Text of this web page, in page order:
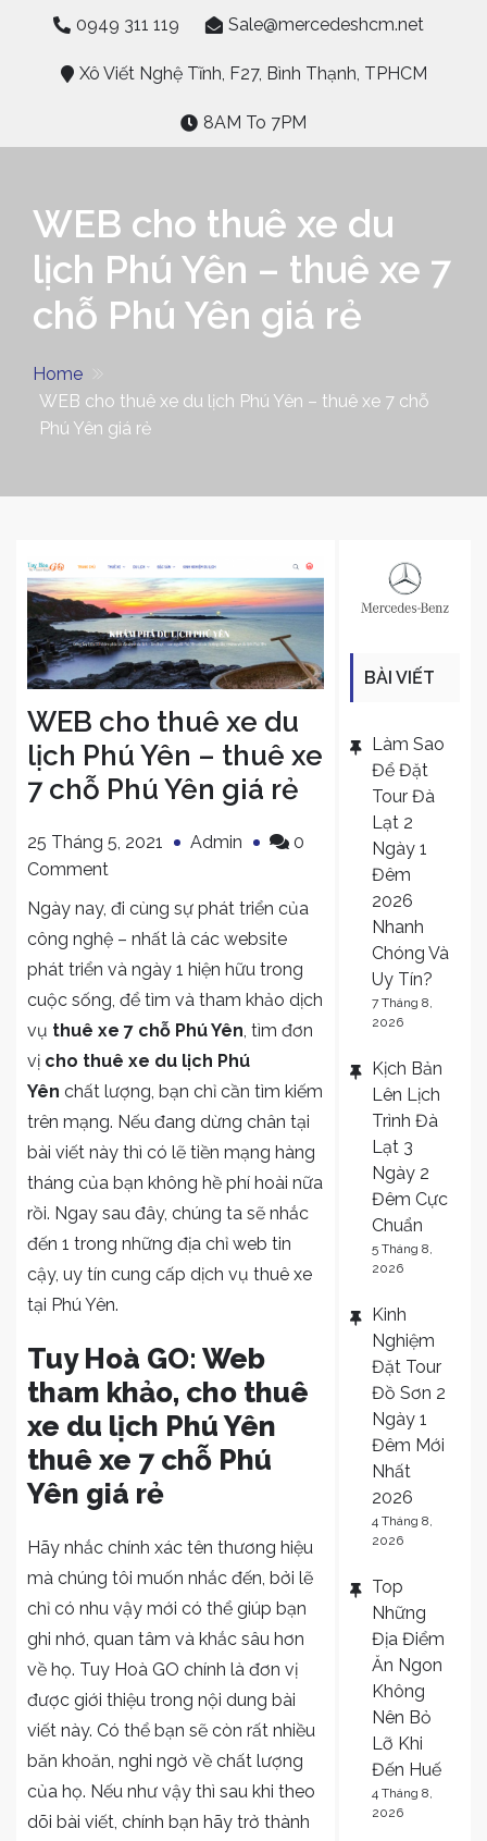
content
0949 311 119 Sale@mercedeshcm.net
Xô Viết Nghệ Tĩnh, F27, Bình Thạnh, TPHCM
8AM To 7PM
WEB cho thuê xe du
lịch Phú Yên – thuê xe 7
chỗ Phú Yên giá rẻ
Home
WEB cho thuê xe du lịch Phú Yên – thuê xe 7 chỗ
Phú Yên giá rẻ
WEB cho thuê xe du
lịch Phú Yên – thuê xe
7 chỗ Phú Yên giá rẻ
25 Tháng 5, 2021 Admin
0
Commenton
thuê
xe
du
lịch
Phú
Yên
–
thuê
xe
7
chỗ
Phú
Yên
giá
Ngày nay, đi cùng sự phát triển của
công nghệ – nhất là các website
phát triển và ngày 1 hiện hữu trong
cuộc sống, để tìm và tham khảo dịch
vụ thuê xe 7 chỗ Phú Yên, tìm đơn
vị cho thuê xe du lịch Phú
Yên chất lượng, bạn chỉ cần tìm kiếm
trên mạng. Nếu đang dừng chân tại
bài viết này thì có lẽ tiền mạng hàng
tháng của bạn không hề phí hoài nữa
rồi. Ngay sau đây, chúng ta sẽ nhắc
đến 1 trong những địa chỉ web tin
cậy, uy tín cung cấp dịch vụ thuê xe
tại Phú Yên.
Tuy Hoà GO: Web
tham khảo, cho thuê
xe du lịch Phú Yên
thuê xe 7 chỗ Phú
Yên giá rẻ
Hãy nhắc chính xác tên thương hiệu
mà chúng tôi muốn nhắc đến, bởi lẽ
chỉ có nhu vậy mới có thể giúp bạn
ghi nhớ, quan tâm và khắc sâu hơn
về họ. Tuy Hoà GO chính là đơn vị
được giới thiệu trong nội dung bài
viết này. Có thể bạn sẽ còn rất nhiều
băn khoăn, nghi ngờ về chất lượng
của họ. Nếu như vậy thì sau khi theo
dõi bài viết, chính bạn hãy trở thành
BÀI VIẾT
Làm Sao
Để Đặt
Tour Đà
Lạt 2
Ngày 1
Đêm
2026
Nhanh
Chóng Và
Uy Tín?
7 Tháng 8,
2026
Kịch Bản
Lên Lịch
Trình Đà
Lạt 3
Ngày 2
Đêm Cực
Chuẩn
5 Tháng 8,
2026
Kinh
Nghiệm
Đặt Tour
Đồ Sơn 2
Ngày 1
Đêm Mới
Nhất
2026
4 Tháng 8,
2026
Top
Những
Địa Điểm
Ăn Ngon
Không
Nên Bỏ
Lỡ Khi
Đến Huế
4 Tháng 8,
2026